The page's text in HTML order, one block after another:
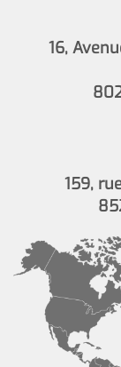
16,
159,